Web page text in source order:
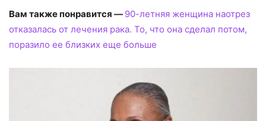
Вам также понравится — 90-летняя женщина наотрез
отказалась от лечения рака. То, что она сделал потом,
поразило ее близких еще больше